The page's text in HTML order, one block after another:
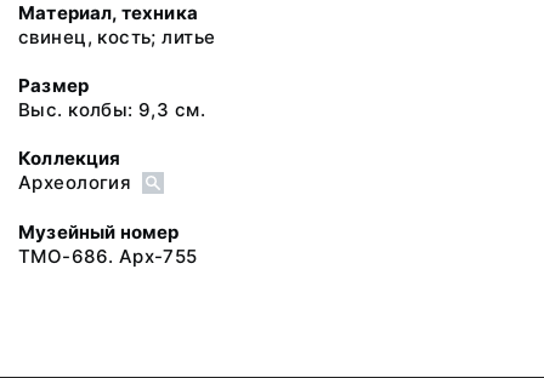
Материал, техника
свинец, кость; литье
Размер
Выс. колбы: 9,3 см.
Коллекция
Археология
Музейный номер
ТМО-686. Арх-755